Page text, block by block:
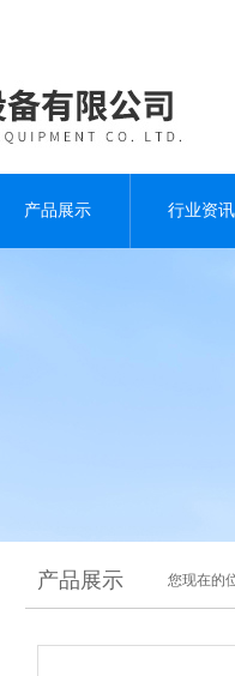
产品展示 行业资讯
产品展示 您现在的